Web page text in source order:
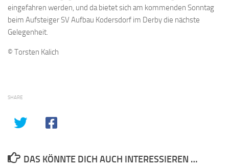
eingefahren werden, und da bietet sich am kommenden Sonntag
beim Aufsteiger SV Aufbau Kodersdorf im Derby die nächste
Gelegenheit.
© Torsten Kalich
SHARE
DAS KÖNNTE DICH AUCH INTERESSIEREN …